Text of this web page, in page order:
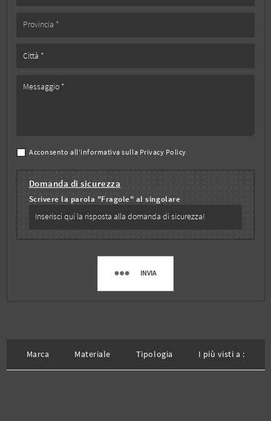
Acconsento all'informativa sulla Privacy Policy
Domanda di sicurezza
Scrivere la parola "Fragole" al singolare
INVIA
Marca Materiale Tipologia I più visti a :